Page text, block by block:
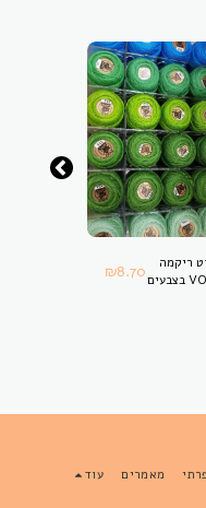
ריקמה
VOG בצבעים
₪8.70
מאמרים עוד